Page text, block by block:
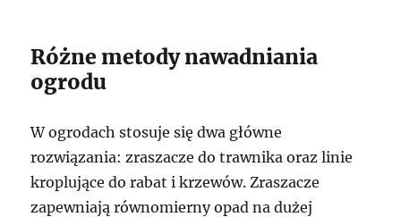
Różne metody nawadniania
ogrodu
W ogrodach stosuje się dwa główne
rozwiązania: zraszacze do trawnika oraz linie
kroplujące do rabat i krzewów. Zraszacze
zapewniają równomierny opad na dużej